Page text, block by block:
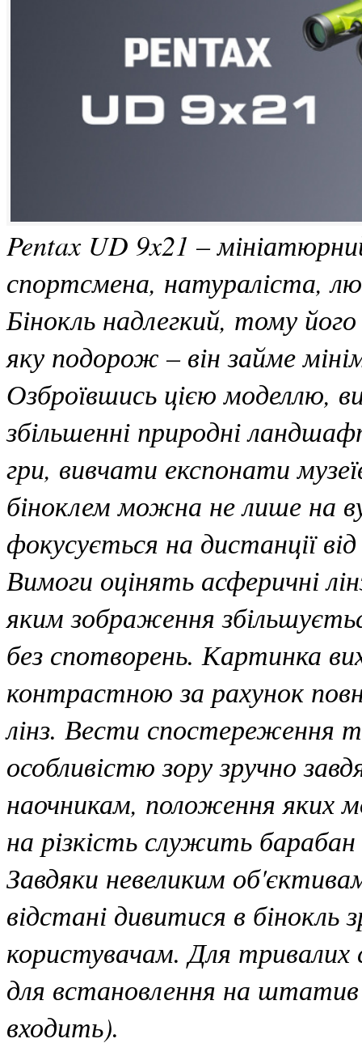
Pentax UD 9x21 –
спортсмена, натураліста,
Бінокль надлегкий, тому
яку подорож – він займе
Озброївшись цією моделлю,
збільшенні природні
гри, вивчати експонати
біноклем можна не лише на
фокусується на дистанції
Вимоги оцінять асферичні
яким зображення
без спотворень. Картинка
контрастною за рахунок
лінз. Вести спостереження
особливістю зору зручно
наочникам, положення яких
на різкість служить
Завдяки невеликим
відстані дивитися в бінокль
користувачам. Для тривалих
для встановлення на
входить).